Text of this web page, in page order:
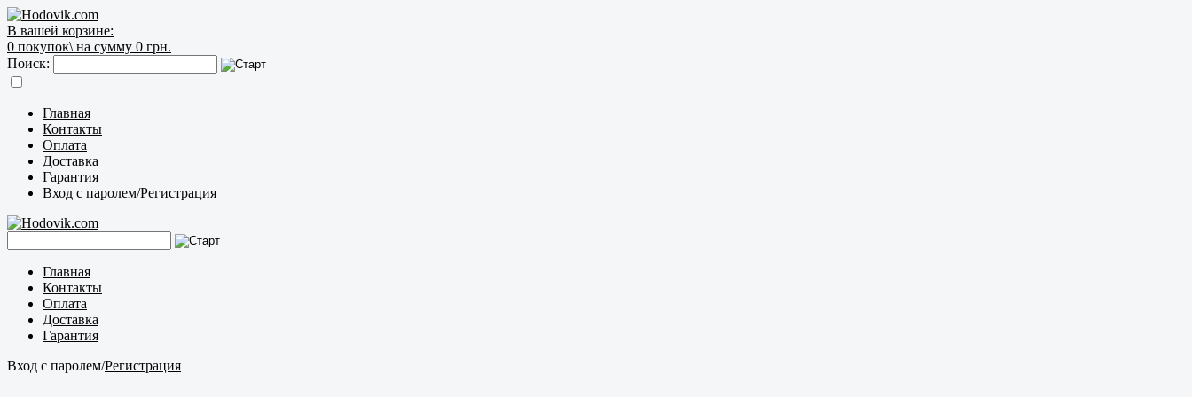
В вашей корзине:
0 покупок\ на сумму 0 грн.
Поиск:
Главная
Контакты
Оплата
Доставка
Гарантия
Вход с паролем/Регистрация
Главная
Контакты
Оплата
Доставка
Гарантия
Вход с паролем/Регистрация